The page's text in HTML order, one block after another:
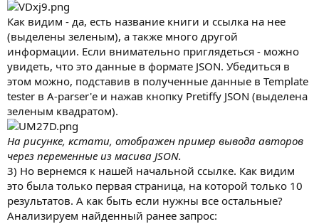
Как видим - да, есть название книги и ссылка на нее
(выделены зеленым), а также много другой
информации. Если внимательно приглядеться - можно
увидеть, что это данные в формате JSON. Убедиться в
этом можно, подставив в полученные данные в Template
tester в A-parser'е и нажав кнопку Pretiffy JSON (выделена
зеленым квадратом).
На рисунке, кстати, отображен пример вывода авторов
через переменные из масива JSON.
3) Но вернемся к нашей начальной ссылке. Как видим
это была только первая страница, на которой только 10
результатов. А как быть если нужны все остальные?
Анализируем найденный ранее запрос: